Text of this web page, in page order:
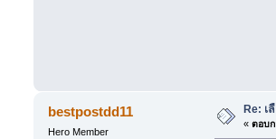
bestpostdd11
Hero Member
Re:
« ตอบก